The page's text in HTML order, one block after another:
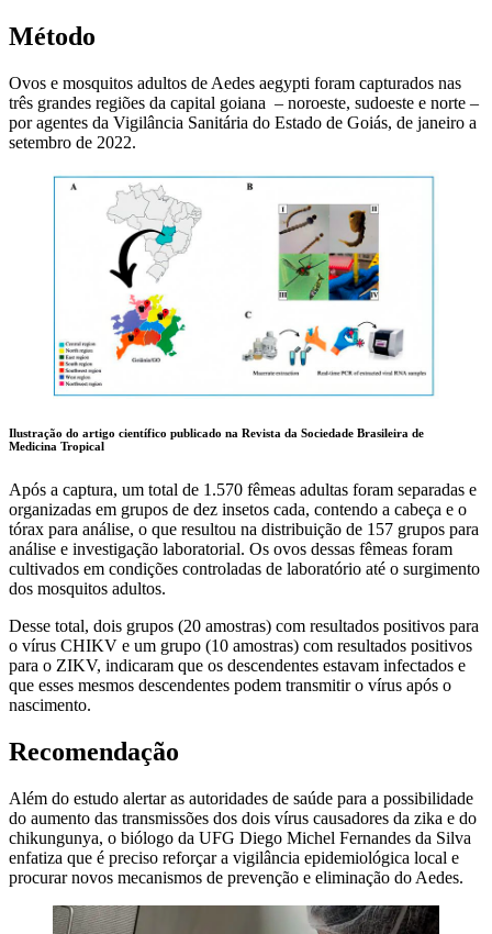
Método
Ovos e mosquitos adultos de Aedes aegypti foram capturados nas
três grandes regiões da capital goiana – noroeste, sudoeste e norte –
por agentes da Vigilância Sanitária do Estado de Goiás, de janeiro a
setembro de 2022.
Ilustração do artigo científico publicado na Revista da Sociedade Brasileira de
Medicina Tropical
Após a captura, um total de 1.570 fêmeas adultas foram separadas e
organizadas em grupos de dez insetos cada, contendo a cabeça e o
tórax para análise, o que resultou na distribuição de 157 grupos para
análise e investigação laboratorial. Os ovos dessas fêmeas foram
cultivados em condições controladas de laboratório até o surgimento
dos mosquitos adultos.
Desse total, dois grupos (20 amostras) com resultados positivos para
o vírus CHIKV e um grupo (10 amostras) com resultados positivos
para o ZIKV, indicaram que os descendentes estavam infectados e
que esses mesmos descendentes podem transmitir o vírus após o
nascimento.
Recomendação
Além do estudo alertar as autoridades de saúde para a possibilidade
do aumento das transmissões dos dois vírus causadores da zika e do
chikungunya, o biólogo da UFG Diego Michel Fernandes da Silva
enfatiza que é preciso reforçar a vigilância epidemiológica local e
procurar novos mecanismos de prevenção e eliminação do Aedes.